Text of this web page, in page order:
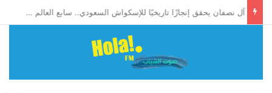
آل نصفان يحقق إنجازًا تاريخيًا للإسكواش السعودي.. سابع العالم وأول آسيوي يبلغ ربع نهائي بطولة العالم للشباب